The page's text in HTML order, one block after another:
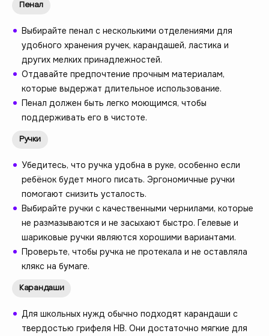
Пенал
Выбирайте пенал с несколькими отделениями для
удобного хранения ручек, карандашей, ластика и
других мелких принадлежностей.
Отдавайте предпочтение прочным материалам,
которые выдержат длительное использование.
Пенал должен быть легко моющимся, чтобы
поддерживать его в чистоте.
Ручки
Убедитесь, что ручка удобна в руке, особенно если
ребёнок будет много писать. Эргономичные ручки
помогают снизить усталость.
Выбирайте ручки с качественными чернилами, которые
не размазываются и не засыхают быстро. Гелевые и
шариковые ручки являются хорошими вариантами.
Проверьте, чтобы ручка не протекала и не оставляла
клякс на бумаге.
Карандаши
Для школьных нужд обычно подходят карандаши с
твердостью грифеля HB. Они достаточно мягкие для